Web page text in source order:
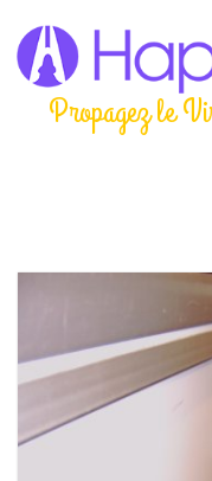
Propagez le